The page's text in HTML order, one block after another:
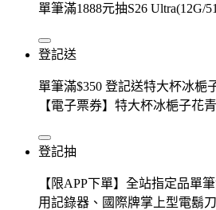
單筆滿1888元抽S26 Ultra(12G/
登記送
單筆滿$350 登記送特大杯冰梔
【電子票券】特大杯冰梔子花
登記抽
【限APP下單】全站指定品單
用記錄器、國際牌掌上型電鬍